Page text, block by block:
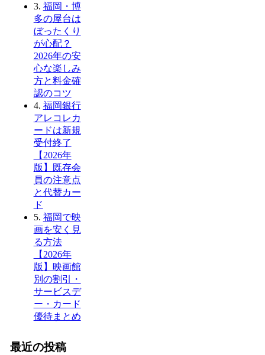
3. 福岡・博
多の屋台は
ぼったくり
が心配？
2026年の安
心な楽しみ
方と料金確
認のコツ
4. 福岡銀行
アレコレカ
ードは新規
受付終了
【2026年
版】既存会
員の注意点
と代替カー
ド
5. 福岡で映
画を安く見
る方法
【2026年
版】映画館
別の割引・
サービスデ
ー・カード
優待まとめ
最近の投稿